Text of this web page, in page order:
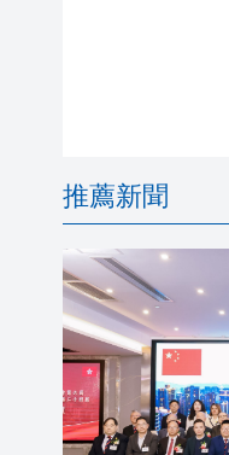
推薦新聞